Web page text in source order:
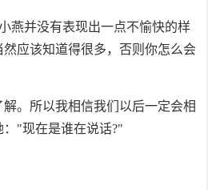
燕并没有表现出一点不愉快的样
应该知道得很多，否则你怎么会
。所以我相信我们以后一定会相
"现在是谁在说话?"